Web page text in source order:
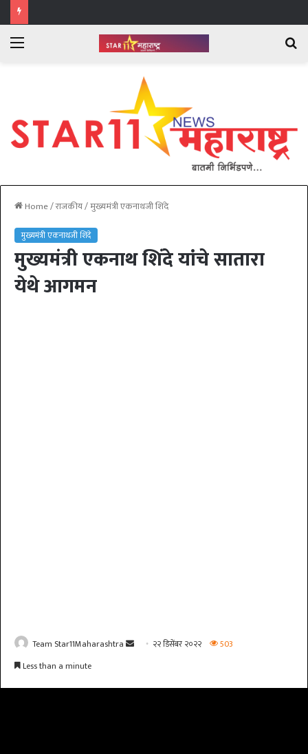
Menu
Home/राजकीय/मुख्यमंत्री एकनाथजी शिंदे
मुख्यमंत्री एकनाथजी शिंदे
मुख्यमंत्री एकनाथ शिंदे यांचे सातारा
येथे आगमन
Team Star11Maharashtra
Send २२ डिसेंबर २०२२
503
Less than a minute